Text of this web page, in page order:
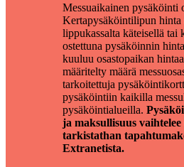
Messuaikainen pysäköinti
Kertapysäköintilipun hinta
lippukassalta käteisellä
ostettuna pysäköinnin
kuuluu osastopaikan
määritelty määrä
tarkoitettuja
pysäköintiin kaikilla
pysäköintialueilla.
ja maksullisuus
tarkistathan
Extranetista.